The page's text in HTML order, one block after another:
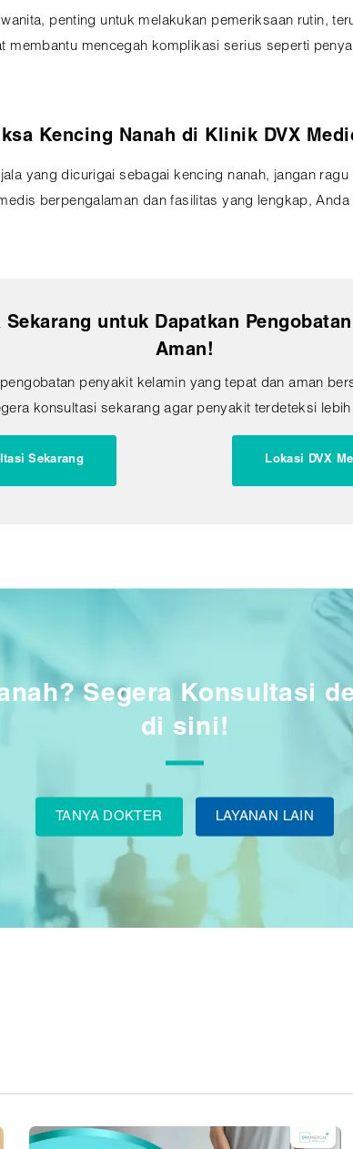
penting untuk melakukan pemeriksaan rutin,
membantu mencegah komplikasi serius seperti
Kencing Nanah di Klinik DVX
yang dicurigai sebagai kencing nanah, jangan
berpengalaman dan fasilitas yang lengkap,
untuk Dapatkan
Aman!
penyakit kelamin yang tepat dan aman
konsultasi sekarang agar penyakit terdeteksi
Sekarang Lokasi DVX
Segera Konsultasi
di sini!
TANYA DOKTER LAYANAN LAIN